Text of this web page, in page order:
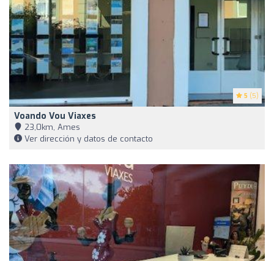
5 (5)
Voando Vou Viaxes
23,0km, Ames
Ver dirección y datos de contacto